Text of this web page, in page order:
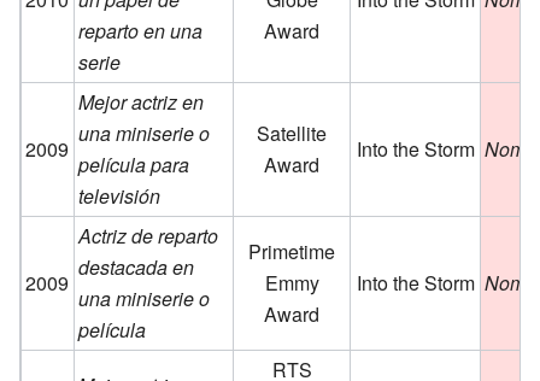
reparto en una
serie
Award
2009
Mejor actriz en
una miniserie o
película para
televisión
Satellite
Award
Into the Storm
2009
Actriz de reparto
destacada en
una miniserie o
película
Primetime
Emmy
Award
Into the Storm
RTS